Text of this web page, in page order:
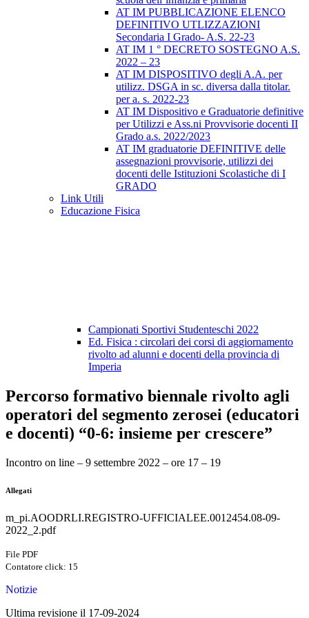
AT IM PUBBLICAZIONE ELENCO
DEFINITIVO UTLIZZAZIONI
Secondaria I Grado- A.S. 22-23
AT IM 1 ° DECRETO SOSTEGNO A.S.
2022 – 23
AT IM DISPOSITIVO degli A.A. per
utilizz. DSGA in sc. diversa dalla titolar.
per a. s. 2022-23
AT IM Dispositivo e Graduatorie definitive
per Utilizzi e Ass.ni Provvisorie docenti II
Grado a.s. 2022/2023
AT IM graduatorie DEFINITIVE delle
assegnazioni provvisorie, utilizzi dei
docenti delle Istituzioni Scolastiche di I
GRADO
Link Utili
Educazione Fisica
Campionati Sportivi Studenteschi 2022
Ed. Fisica : circolari dei corsi di aggiornamento
rivolto ad alunni e docenti della provincia di
Imperia
Percorso formativo biennale rivolto agli
operatori del segmento zerosei (educatori
e docenti) “0-6: insieme per crescere”
Incontro on line – 9 settembre 2022 – ore 17 – 19
Allegati
m_pi.AOODRLI.REGISTRO-UFFICIALEE.0012454.08-09-
2022_2.pdf
File PDF
Contatore click: 15
Notizie
Ultima revisione il 17-09-2024